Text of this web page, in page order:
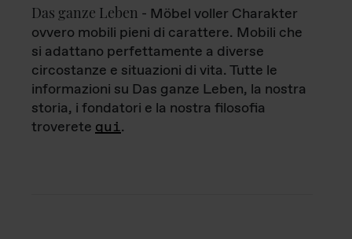
Das ganze Leben - Möbel voller Charakter
ovvero mobili pieni di carattere. Mobili che
si adattano perfettamente a diverse
circostanze e situazioni di vita. Tutte le
informazioni su Das ganze Leben, la nostra
storia, i fondatori e la nostra filosofia
troverete qui.